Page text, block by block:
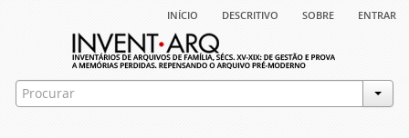
início descritivo sobre entrar